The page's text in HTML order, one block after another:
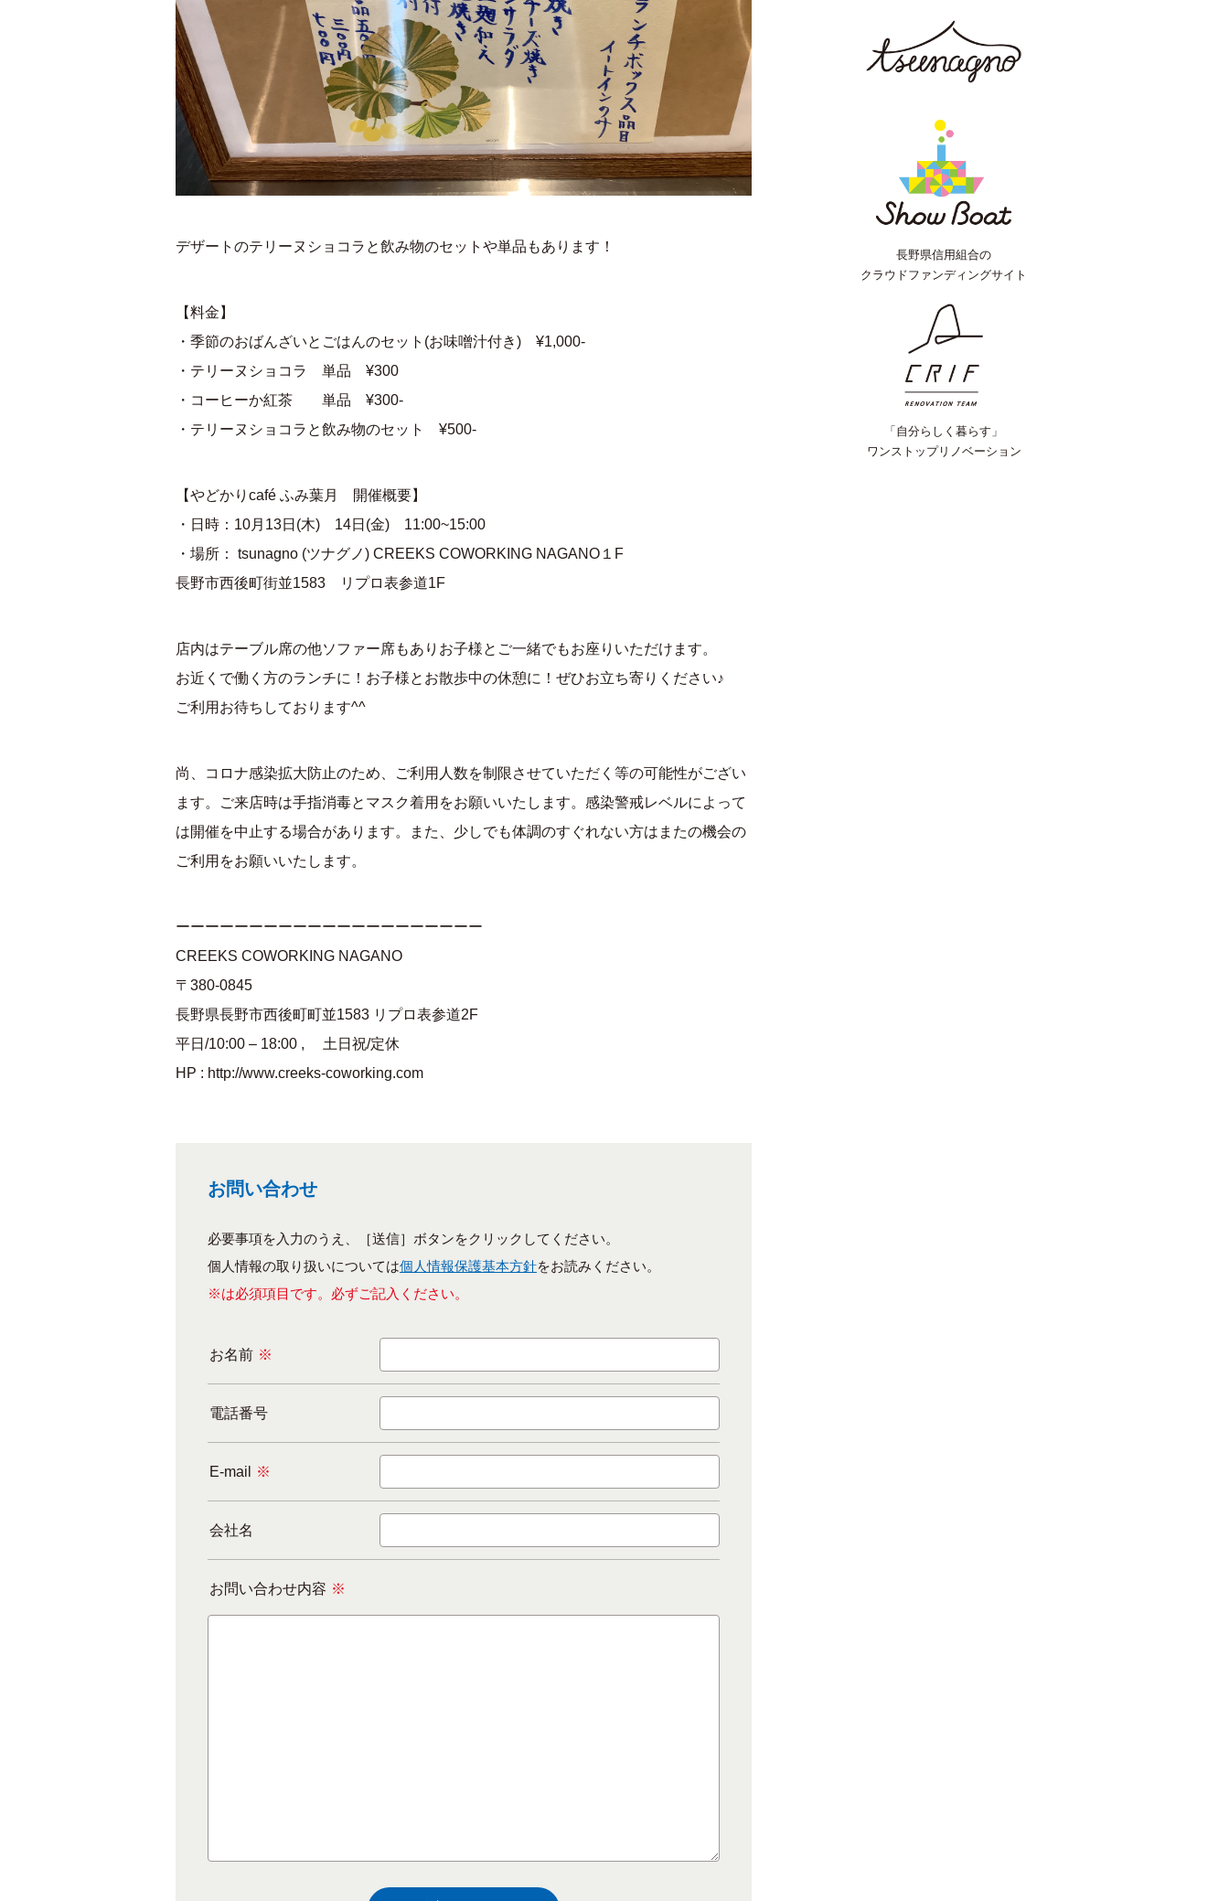
デザートのテリーヌショコラと飲み物のセットや単品もあります！
【料金】
・季節のおばんざいとごはんのセット(お味噌汁付き) ¥1,000-
・テリーヌショコラ 単品 ¥300
・コーヒーか紅茶 単品 ¥300-
・テリーヌショコラと飲み物のセット ¥500-
【やどかりcafé ふみ葉月 開催概要】
・日時：10月13日(木) 14日(金) 11:00~15:00
・場所： tsunagno (ツナグノ) CREEKS COWORKING NAGANO１F
長野市西後町街並1583 リプロ表参道1F
店内はテーブル席の他ソファー席もありお子様とご一緒でもお座りいただけます。
お近くで働く方のランチに！お子様とお散歩中の休憩に！ぜひお立ち寄りください♪
ご利用お待ちしております^^
尚、コロナ感染拡大防止のため、ご利用人数を制限させていただく等の可能性がござい
ます。ご来店時は手指消毒とマスク着用をお願いいたします。感染警戒レベルによって
は開催を中止する場合があります。また、少しでも体調のすぐれない方はまたの機会の
ご利用をお願いいたします。
ーーーーーーーーーーーーーーーーーーーーー
CREEKS COWORKING NAGANO
〒380-0845
長野県長野市西後町町並1583 リプロ表参道2F
平日/10:00 – 18:00 , 土日祝/定休
HP : http://www.creeks-coworking.com
お問い合わせ
必要事項を入力のうえ、［送信］ボタンをクリックしてください。
個人情報の取り扱いについては個人情報保護基本方針をお読みください。
※は必須項目です。必ずご記入ください。
お名前 ※
電話番号
E-mail ※
会社名
お問い合わせ内容 ※
長野県信用組合の
クラウドファンディングサイト
「自分らしく暮らす」
ワンストップリノベーション